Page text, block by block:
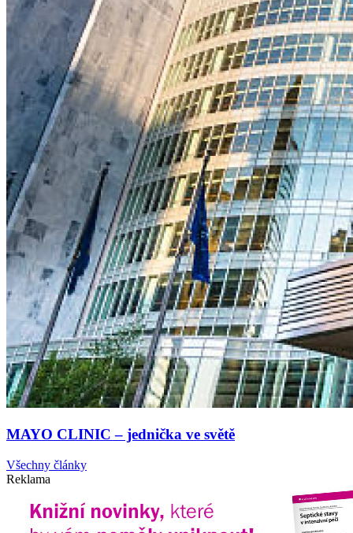
MAYO CLINIC – jednička ve světě
Všechny články
Reklama